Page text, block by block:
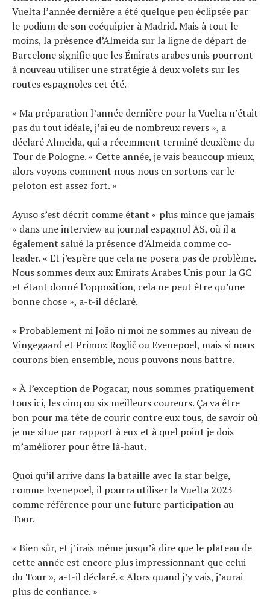
Vuelta l’année dernière a été quelque peu éclipsée par
le podium de son coéquipier à Madrid. Mais à tout le
moins, la présence d’Almeida sur la ligne de départ de
Barcelone signifie que les Émirats arabes unis pourront
à nouveau utiliser une stratégie à deux volets sur les
routes espagnoles cet été.
« Ma préparation l’année dernière pour la Vuelta n’était
pas du tout idéale, j’ai eu de nombreux revers », a
déclaré Almeida, qui a récemment terminé deuxième du
Tour de Pologne. « Cette année, je vais beaucoup mieux,
alors voyons comment nous nous en sortons car le
peloton est assez fort. »
Ayuso s’est décrit comme étant « plus mince que jamais
» dans une interview au journal espagnol AS, où il a
également salué la présence d’Almeida comme co-
leader. « Et j’espère que cela ne posera pas de problème.
Nous sommes deux aux Emirats Arabes Unis pour la GC
et étant donné l’opposition, cela ne peut être qu’une
bonne chose », a-t-il déclaré.
« Probablement ni João ni moi ne sommes au niveau de
Vingegaard et Primoz Roglič ou Evenepoel, mais si nous
courons bien ensemble, nous pouvons nous battre.
« À l’exception de Pogacar, nous sommes pratiquement
tous ici, les cinq ou six meilleurs coureurs. Ça va être
bon pour ma tête de courir contre eux tous, de savoir où
je me situe par rapport à eux et à quel point je dois
m’améliorer pour être là-haut.
Quoi qu’il arrive dans la bataille avec la star belge,
comme Evenepoel, il pourra utiliser la Vuelta 2023
comme référence pour une future participation au
Tour.
« Bien sûr, et j’irais même jusqu’à dire que le plateau de
cette année est encore plus impressionnant que celui
du Tour », a-t-il déclaré. « Alors quand j’y vais, j’aurai
plus de confiance. »